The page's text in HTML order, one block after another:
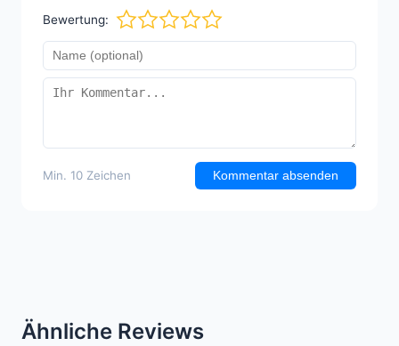
Bewertung:
Min. 10 Zeichen Kommentar absenden
Ähnliche Reviews